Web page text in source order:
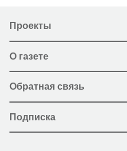
Проекты
О газете
Обратная связь
Подписка